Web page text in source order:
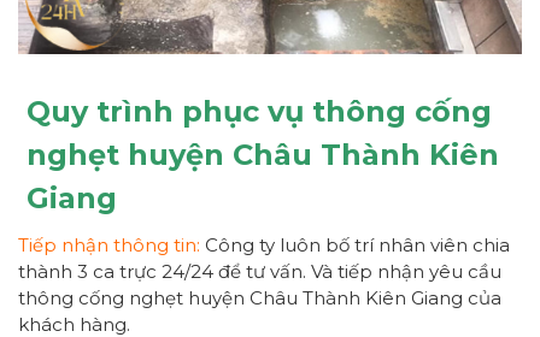
Quy trình phục vụ thông cống
nghẹt huyện Châu Thành Kiên
Giang
Tiếp nhận thông tin: Công ty luôn bố trí nhân viên chia
thành 3 ca trực 24/24 để tư vấn. Và tiếp nhận yêu cầu
thông cống nghẹt huyện Châu Thành Kiên Giang của
khách hàng.